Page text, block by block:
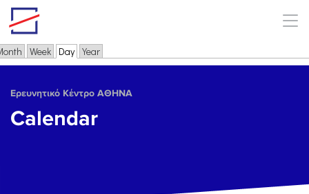
Skip to main content
Primary tabs
Week Day(active tab)
Year
Ερευνητικό Κέντρο ΑΘΗΝΑ
Calendar